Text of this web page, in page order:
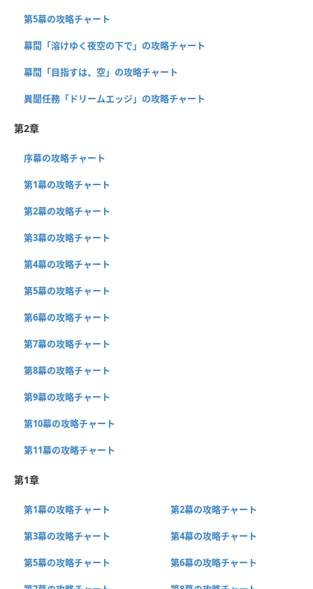
第5幕の攻略チャート
幕間「溶けゆく夜空の下で」の攻略チャート
幕間「目指すは、空」の攻略チャート
異聞任務「ドリームエッジ」の攻略チャート
第2章
序幕の攻略チャート
第1幕の攻略チャート
第2幕の攻略チャート
第3幕の攻略チャート
第4幕の攻略チャート
第5幕の攻略チャート
第6幕の攻略チャート
第7幕の攻略チャート
第8幕の攻略チャート
第9幕の攻略チャート
第10幕の攻略チャート
第11幕の攻略チャート
第1章
第1幕の攻略チャート 第2幕の攻略チャート
第3幕の攻略チャート 第4幕の攻略チャート
第5幕の攻略チャート 第6幕の攻略チャート